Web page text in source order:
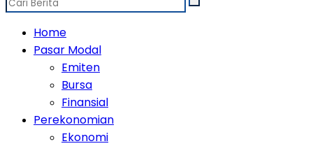
Home
Pasar Modal
Emiten
Bursa
Finansial
Perekonomian
Ekonomi